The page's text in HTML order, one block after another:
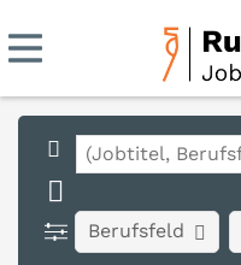
Berufsfeld